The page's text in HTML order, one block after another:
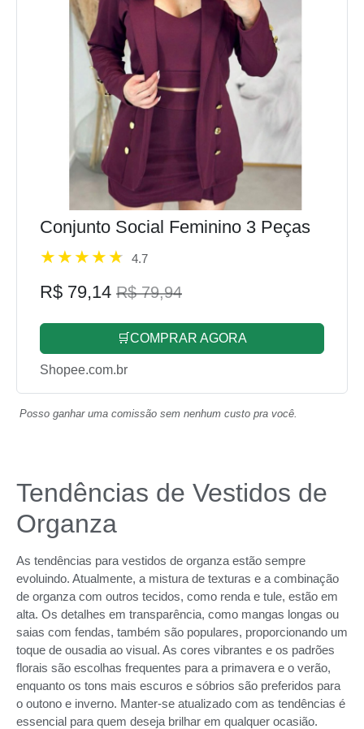
Conjunto Social Feminino 3 Peças
4.7
R$ 79,14 R$ 79,94
🛒COMPRAR AGORA
Shopee.com.br
Posso ganhar uma comissão sem nenhum custo pra você.
Tendências de Vestidos de
Organza
As tendências para vestidos de organza estão sempre
evoluindo. Atualmente, a mistura de texturas e a combinação
de organza com outros tecidos, como renda e tule, estão em
alta. Os detalhes em transparência, como mangas longas ou
saias com fendas, também são populares, proporcionando um
toque de ousadia ao visual. As cores vibrantes e os padrões
florais são escolhas frequentes para a primavera e o verão,
enquanto os tons mais escuros e sóbrios são preferidos para
o outono e inverno. Manter-se atualizado com as tendências é
essencial para quem deseja brilhar em qualquer ocasião.